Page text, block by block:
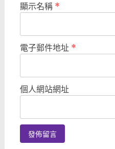
顯示名稱 *
電子郵件地址 *
個人網站網址